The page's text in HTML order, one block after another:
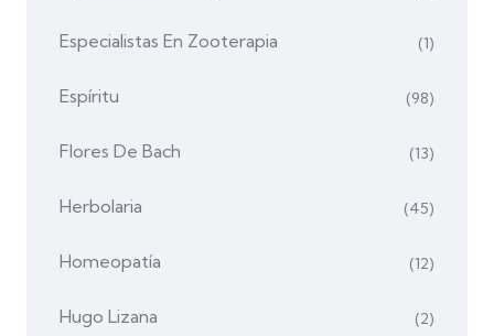
Especialistas En Zooterapia (1)
Espíritu (98)
Flores De Bach (13)
Herbolaria (45)
Homeopatía (12)
Hugo Lizana (2)